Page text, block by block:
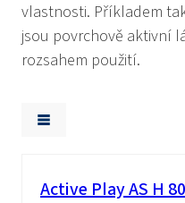
vlastnosti. Příkladem
jsou povrchově aktivní
rozsahem použití.
Active Play AS H